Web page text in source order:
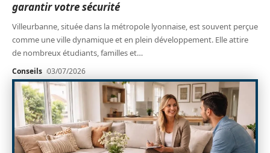
garantir votre sécurité
Villeurbanne, située dans la métropole lyonnaise, est souvent perçue
comme une ville dynamique et en plein développement. Elle attire
de nombreux étudiants, familles et…
Conseils 03/07/2026